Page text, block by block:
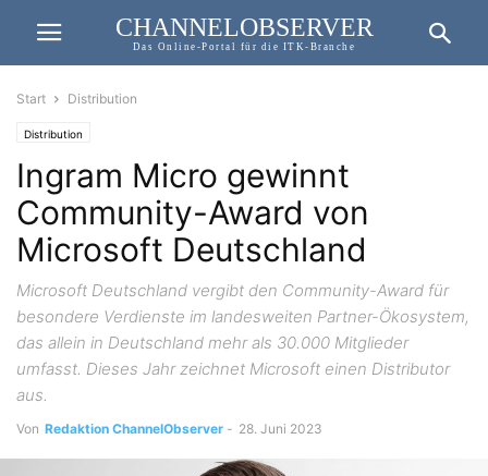
CHANNELOBSERVER
Das Online-Portal für die ITK-Branche
Start Distribution
Distribution
Ingram Micro gewinnt
Community-Award von
Microsoft Deutschland
Microsoft Deutschland vergibt den Community-Award für
besondere Verdienste im landesweiten Partner-Ökosystem,
das allein in Deutschland mehr als 30.000 Mitglieder
umfasst. Dieses Jahr zeichnet Microsoft einen Distributor
aus.
Von Redaktion ChannelObserver - 28. Juni 2023